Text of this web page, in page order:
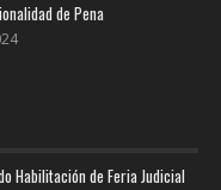
de Pena
Habilitación de Feria Judicial